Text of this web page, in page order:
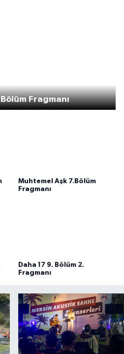
Akustik sahne yaz
akşamlarına ritim katıyor